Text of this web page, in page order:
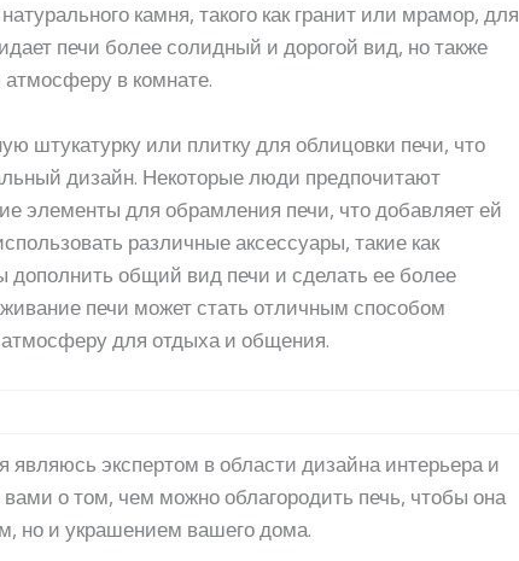
камня, такого как гранит или мрамор, для
печи более солидный и дорогой вид, но также
атмосферу в комнате.
штукатурку или плитку для облицовки печи, что
дизайн. Некоторые люди предпочитают
элементы для обрамления печи, что добавляет ей
различные аксессуары, такие как
дополнить общий вид печи и сделать ее более
печи может стать отличным способом
для отдыха и общения.
являюсь экспертом в области дизайна интерьера и
о том, чем можно облагородить печь, чтобы она
но и украшением вашего дома.